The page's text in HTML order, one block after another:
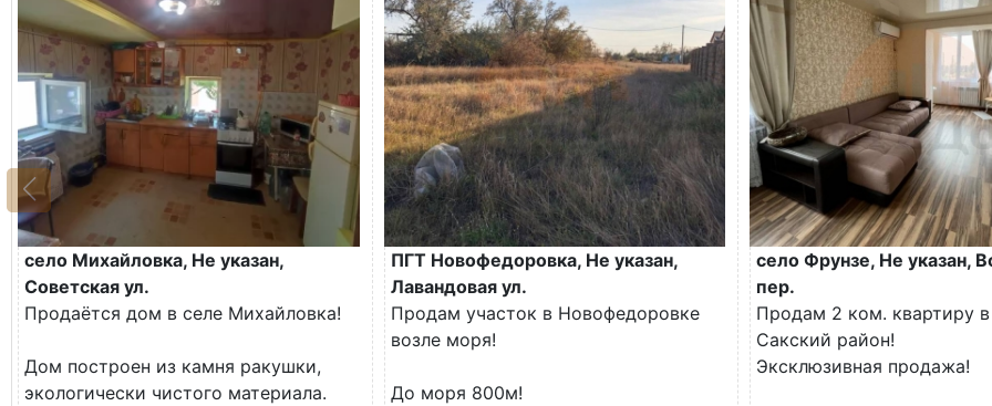
село Михайловка, Не указан,
Советская ул.
Продаётся дом в селе Михайловка!
Дом построен из камня ракушки,
экологически чистого материала.
ПГТ Новофедоровка, Не указан,
Лавандовая ул.
Продам участок в Новофедоровке
возле моря!
До моря 800м!
село Фрунзе, Не указан,
пер.
Продам 2 ком. квартиру
Сакский район!
Эксклюзивная продажа!